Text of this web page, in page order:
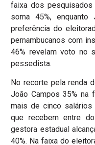
faixa dos pesquisados
soma 45%, enquanto
preferência do
pernambucanos com
46% revelam voto no
pessedista.
No recorte pela renda
João Campos 35% na
mais de cinco
que recebem entre
gestora estadual
40%. Na faixa do